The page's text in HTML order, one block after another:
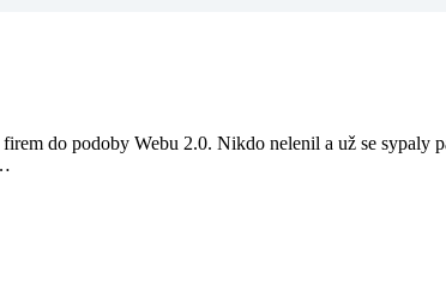
do podoby Webu 2.0. Nikdo nelenil a už se sypaly